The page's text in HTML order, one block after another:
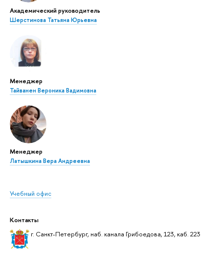
Академический руководитель
Шерстинова Татьяна Юрьевна
Менеджер
Тайванен Вероника Вадимовна
Менеджер
Латышкина Вера Андреевна
Учебный офис
Контакты
г. Санкт-Петербург, наб. канала Грибоедова, 123, каб. 223